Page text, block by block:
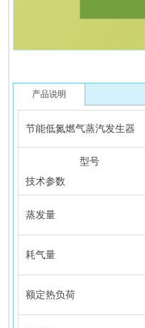
产品说明
节能低氮燃气蒸汽发生器
型号
技术参数
蒸发量
耗气量
额定热负荷